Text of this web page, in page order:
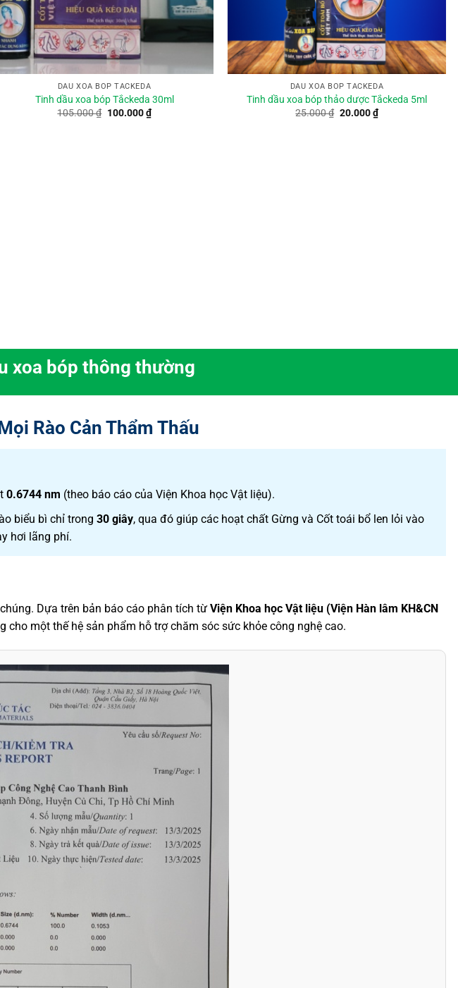
DẦU XOA BÓP TẮCKEDA
Tinh dầu xoa bóp Tắckeda 30ml
105.000₫ Giá
100.000₫Giá
hiện
DẦU XOA BÓP TẮCKEDA
Tinh dầu xoa bóp thảo dược Tắckeda 5ml
25.000₫ Giá
20.000₫Giá
hiện
xoa bóp thông thường
Rào Cản Thẩm Thấu
0.6744 nm (theo báo cáo của Viện Khoa học Vật liệu).
biểu bì chỉ trong 30 giây, qua đó giúp các hoạt chất Gừng và Cốt toái bổ len lỏi vào
hơi lãng phí.
Dựa trên bản báo cáo phân tích từ Viện Khoa học Vật liệu (Viện Hàn lâm KH&CN
một thế hệ sản phẩm hỗ trợ chăm sóc sức khỏe công nghệ cao.